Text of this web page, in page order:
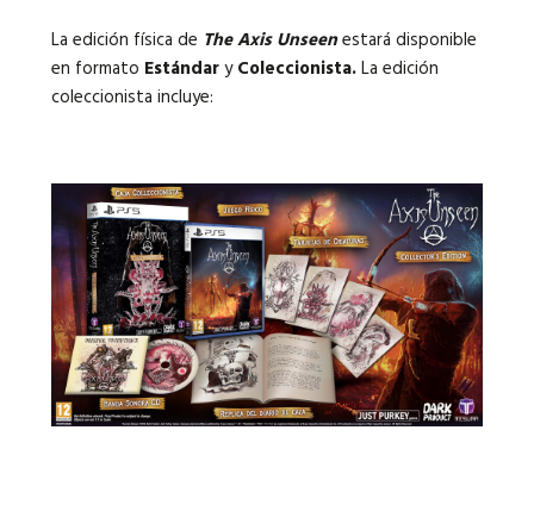
La edición física de The Axis Unseenestará disponible
en formato EstándaryColeccionista.La edición
coleccionista incluye: